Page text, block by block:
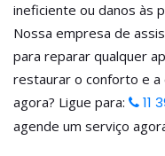
ineficiente ou danos às
Nossa empresa de
para reparar qualquer
restaurar o conforto e a
agora? Ligue para:
11
agende um serviço